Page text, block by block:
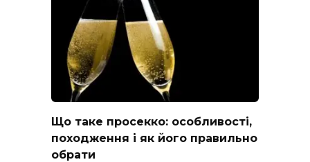
Що таке просекко: особливості,
походження і як його правильно
обрати